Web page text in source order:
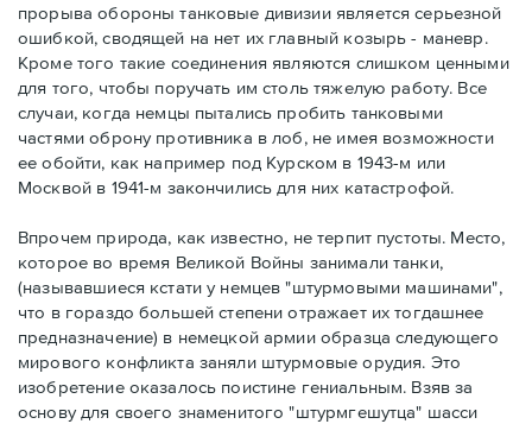
прорыва обороны танковые дивизии является серьезной
ошибкой, сводящей на нет их главный козырь - маневр.
Кроме того такие соединения являются слишком ценными
для того, чтобы поручать им столь тяжелую работу. Все
случаи, когда немцы пытались пробить танковыми
частями оброну противника в лоб, не имея возможности
ее обойти, как например под Курском в 1943-м или
Москвой в 1941-м закончились для них катастрофой.
Впрочем природа, как известно, не терпит пустоты. Место,
которое во время Великой Войны занимали танки,
(называвшиеся кстати у немцев "штурмовыми машинами",
что в гораздо большей степени отражает их тогдашнее
предназначение) в немецкой армии образца следующего
мирового конфликта заняли штурмовые орудия. Это
изобретение оказалось поистине гениальным. Взяв за
основу для своего знаменитого "штурмгешутца" шасси